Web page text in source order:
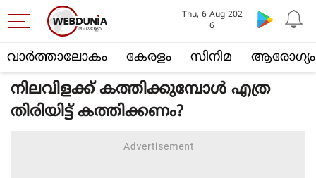
വാര്‍ത്താലോകം കേരളം സിനിമ ആരോഗ്യം
Thu, 6 Aug 202
6
നിലവിളക്ക് കത്തിക്കുമ്പോള്‍ എത്ര
തിരിയിട്ട് കത്തിക്കണം?